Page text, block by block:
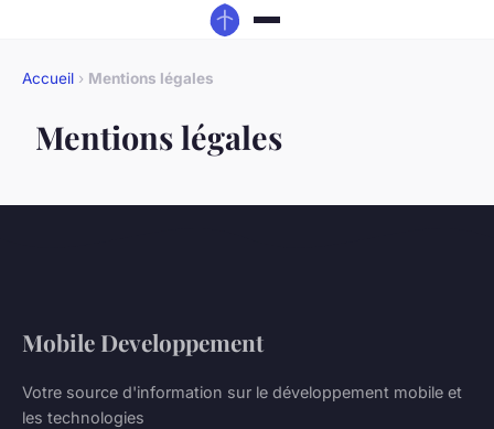
Accueil › Mentions légales
Mentions légales
Mobile Developpement
Votre source d'information sur le développement mobile et
les technologies